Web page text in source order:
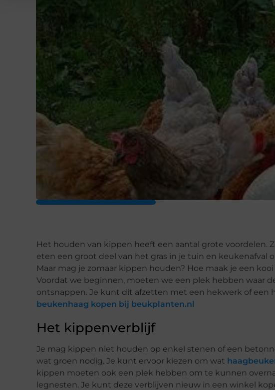
Het houden van kippen heeft een aantal grote voordelen.
eten een groot deel van het gras in je tuin en keukenafval
Maar mag je zomaar kippen houden? Hoe maak je een
Voordat we beginnen, moeten we een plek hebben waar
ontsnappen. Je kunt dit afzetten met een hekwerk of een
beukenhaag kopen bij beukplanten.nl
Het kippenverblijf
Je mag kippen niet houden op enkel stenen of een
wat groen nodig. Je kunt ervoor kiezen om wat
kippen moeten ook een plek hebben om te kunnen
legnesten. Je kunt deze verblijven nieuw in een winkel